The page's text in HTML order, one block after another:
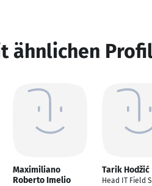
ähnlichen
Maximiliano
Roberto Imelio
Tarik Hodžić
Head IT Field